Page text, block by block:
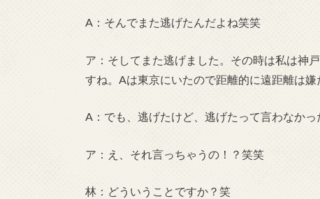
A：そんでまた逃げたんだよね笑笑
ア：そしてまた逃げました。その時は私は神
すね。Aは東京にいたので距離的に遠距離は嫌
A：でも、逃げたけど、逃げたって言わなかっ
ア：え、それ言っちゃうの！？笑笑
林：どういうことですか？笑